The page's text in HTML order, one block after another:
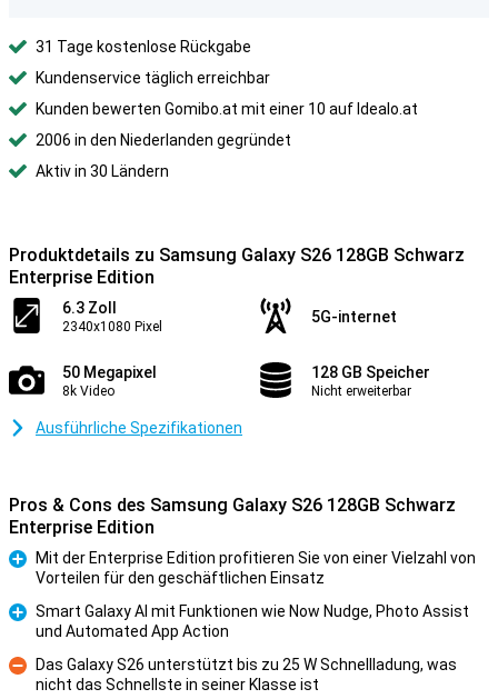
31 Tage kostenlose Rückgabe
Kundenservice täglich erreichbar
Kunden bewerten Gomibo.at mit einer 10 auf Idealo.at
2006 in den Niederlanden gegründet
Aktiv in 30 Ländern
Produktdetails zu Samsung Galaxy S26 128GB Schwarz
Enterprise Edition
6.3 Zoll
2340x1080 Pixel
5G-internet
50 Megapixel
8k Video
128 GB Speicher
Nicht erweiterbar
Ausführliche Spezifikationen
Pros & Cons des Samsung Galaxy S26 128GB Schwarz
Enterprise Edition
Mit der Enterprise Edition profitieren Sie von einer Vielzahl von
Vorteilen für den geschäftlichen Einsatz
Smart Galaxy AI mit Funktionen wie Now Nudge, Photo Assist
und Automated App Action
Kontra
Das Galaxy S26 unterstützt bis zu 25 W Schnellladung, was
nicht das Schnellste in seiner Klasse ist